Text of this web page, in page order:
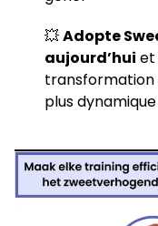
💥Adopte
aujourd’hui et
transformation
plus